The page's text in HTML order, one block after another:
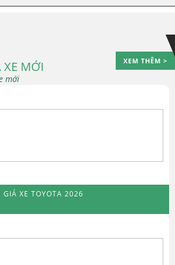
XEM THÊM >
XE MỚI
mới
GIÁ XE TOYOTA 2026